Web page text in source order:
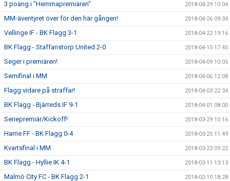
3 poäng i "Hemmapremiären" 2018-04-29 10:04
MM-äventyret över för den här gången! 2018-04-26 09:34
Vellinge IF - BK Flagg 3-1 2018-04-22 19:16
BK Flagg - Staffanstorp United 2-0 2018-04-15 17:45
Seger i premiären! 2018-04-09 10:05
Semifinal i MM 2018-04-06 12:08
Flagg vidare på straffar! 2018-04-03 22:34
BK Flagg - Bjärreds IF 9-1 2018-04-01 08:00
Seriepremiär/Kickoff! 2018-03-29 10:16
Harrie FF - BK Flagg 0-4 2018-03-25 11:49
Kvartsfinal i MM 2018-03-23 09:22
BK Flagg - Hyllie IK 4-1 2018-03-11 13:13
Malmö City FC - BK Flagg 2-1 2018-02-10 18:28